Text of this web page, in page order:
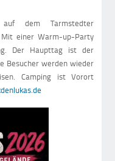
auf dem Tarmstedter
Mit einer Warm-up-Party
Der Haupttag ist der
Besucher werden wieder
Camping ist Vorort